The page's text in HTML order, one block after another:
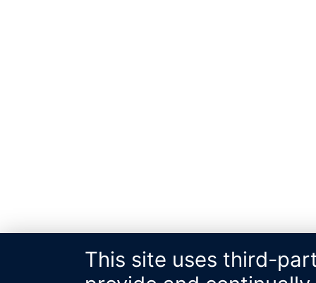
This site uses third-